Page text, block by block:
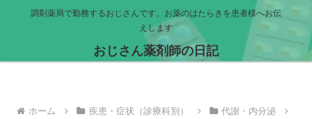
調剤薬局で勤務するおじさんです。お薬のはたらきを患者様へお伝
えします
おじさん薬剤師の日記
ホーム 疾患・症状（診療科別）
代謝・内分泌